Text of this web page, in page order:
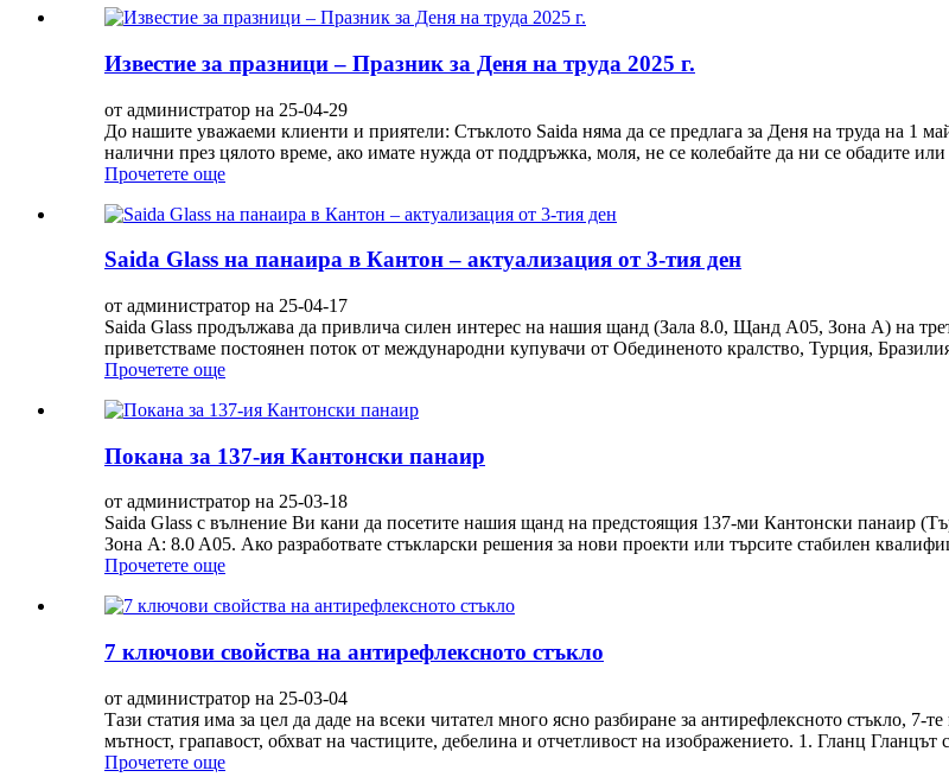
Известие за празници – Празник за Деня на труда 2025 г.
от администратор на 25-04-29
До нашите уважаеми клиенти и приятели: Стъклото Saida няма да се предлага за Деня на труда на 1
налични през цялото време, ако имате нужда от поддръжка, моля, не се колебайте да ни се обадите
Прочетете още
Saida Glass на панаира в Кантон – актуализация от 3-тия ден
от администратор на 25-04-17
Saida Glass продължава да привлича силен интерес на нашия щанд (Зала 8.0, Щанд A05, Зона A) на
приветстваме постоянен поток от международни купувачи от Обединеното кралство, Турция,
Прочетете още
Покана за 137-ия Кантонски панаир
от администратор на 25-03-18
Saida Glass с вълнение Ви кани да посетите нашия щанд на предстоящия 137-ми Кантонски панаир
Зона A: 8.0 A05. Ако разработвате стъкларски решения за нови проекти или търсите стабилен
Прочетете още
7 ключови свойства на антирефлексното стъкло
от администратор на 25-03-04
Тази статия има за цел да даде на всеки читател много ясно разбиране за антирефлексното стъкло,
мътност, грапавост, обхват на частиците, дебелина и отчетливост на изображението. 1. Гланц Гланцът
Прочетете още